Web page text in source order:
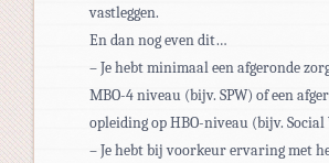
vastleggen.
En dan nog even dit…
– Je hebt minimaal een afgeronde
MBO-4 niveau (bijv. SPW) of een
opleiding op HBO-niveau (bijv. Social
– Je hebt bij voorkeur ervaring met